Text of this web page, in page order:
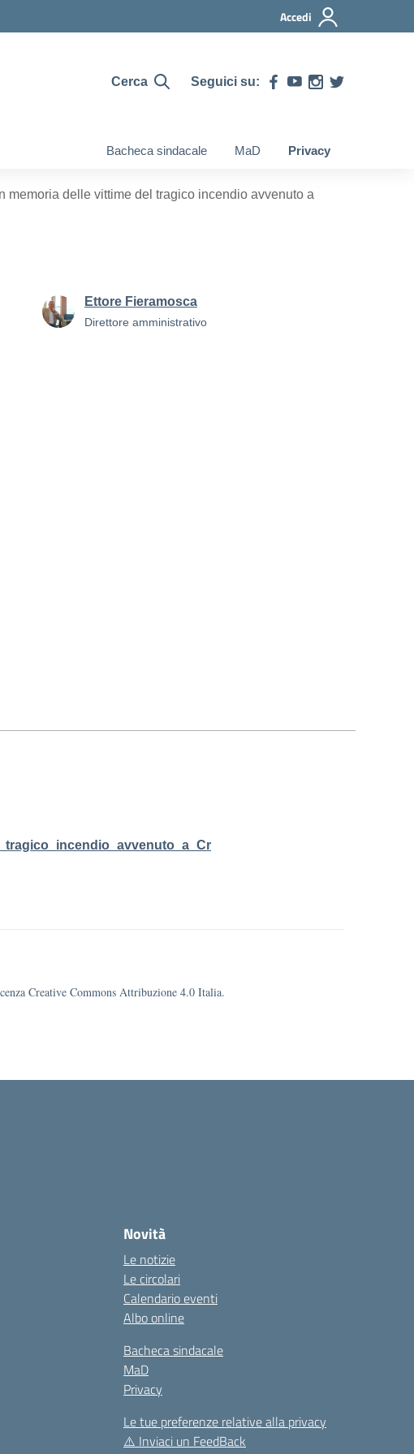
Accedi
Cerca Seguici su:
Bacheca sindacale MaD Privacy
delle vittime del tragico incendio avvenuto a
Ettore Fieramosca
Direttore amministrativo
Creative Commons Attribuzione 4.0 Italia.
Novità
Le notizie
Le circolari
Calendario eventi
Albo online
Bacheca sindacale
MaD
Privacy
Le tue preferenze relative alla privacy
⚠️ Inviaci un FeedBack